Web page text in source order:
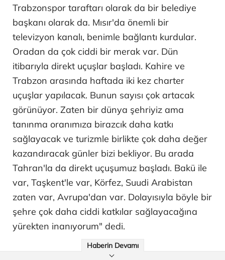
Trabzonspor taraftarı olarak da bir belediye
başkanı olarak da. Mısır'da önemli bir
televizyon kanalı, benimle bağlantı kurdular.
Oradan da çok ciddi bir merak var. Dün
itibarıyla direkt uçuşlar başladı. Kahire ve
Trabzon arasında haftada iki kez charter
uçuşlar yapılacak. Bunun sayısı çok artacak
görünüyor. Zaten bir dünya şehriyiz ama
tanınma oranımıza birazcık daha katkı
sağlayacak ve turizmle birlikte çok daha değer
kazandıracak günler bizi bekliyor. Bu arada
Tahran'la da direkt uçuşumuz başladı. Bakü ile
var, Taşkent'le var, Körfez, Suudi Arabistan
zaten var, Avrupa'dan var. Dolayısıyla böyle bir
şehre çok daha ciddi katkılar sağlayacağına
yürekten inanıyorum" dedi.
Haberin Devamı